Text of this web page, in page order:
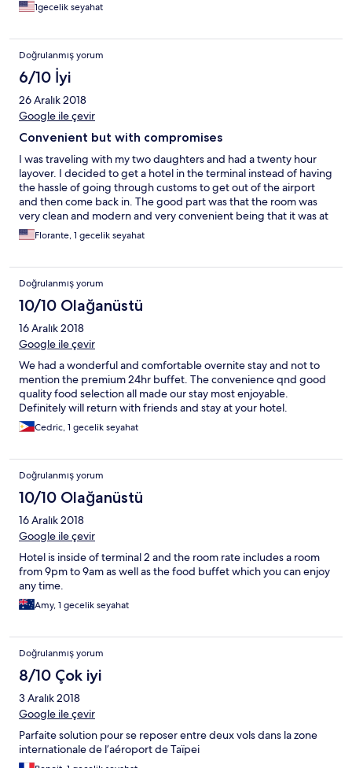
1gecelik seyahat
Doğrulanmış yorum
6/10 İyi
26 Aralık 2018
Google ile çevir
Convenient but with compromises
I was traveling with my two daughters and had a twenty hour
layover. I decided to get a hotel in the terminal instead of having
the hassle of going through customs to get out of the airport
and then come back in. The good part was that the room was
very clean and modern and very convenient being that it was at
the airport in terminal 2. It also came with a free buffet breakfast
and free Wi-Fi. The bad part was that you only get 12 hours and
twin beds. To make up for the extra 8 hours we had we went to
visit Taipei 101 which was very cool. They kept our carry-ons in a
safe place at the front desk while we were out. Be warned that
when we arrived back at the airport we had to wait till 12:30am
for the security line to open back up so we could get back into
terminal 2. I don't know what time they closed it.
Florante, 1 gecelik seyahat
Doğrulanmış yorum
10/10 Olağanüstü
16 Aralık 2018
Google ile çevir
We had a wonderful and comfortable overnite stay and not to
mention the premium 24hr buffet. The convenience qnd good
quality food selection all made our stay most enjoyable.
Definitely will return with friends and stay at your hotel.
Cedric, 1 gecelik seyahat
Doğrulanmış yorum
10/10 Olağanüstü
16 Aralık 2018
Google ile çevir
Hotel is inside of terminal 2 and the room rate includes a room
from 9pm to 9am as well as the food buffet which you can enjoy
any time.
Amy, 1 gecelik seyahat
Doğrulanmış yorum
8/10 Çok iyi
3 Aralık 2018
Google ile çevir
Parfaite solution pour se reposer entre deux vols dans la zone
internationale de l’aéroport de Taïpei